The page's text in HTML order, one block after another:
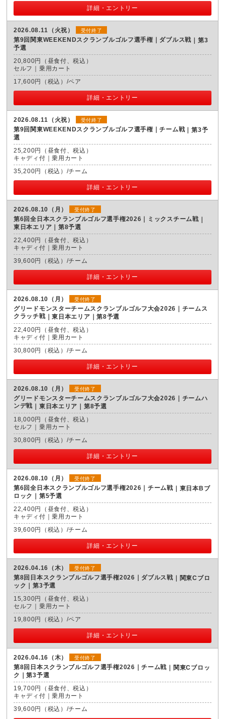
詳細・エントリー
2026.08.11（火祝） 受付終了
第9回関東WEEKENDスクランブルゴルフ選手権｜ダブルス戦
第3
予選
20,800円（昼食付、税込）
セルフ｜乗用カート
17,600円（税込）/ペア
詳細・エントリー
2026.08.11（火祝） 受付終了
第9回関東WEEKENDスクランブルゴルフ選手権｜チーム戦
第3予
選
25,200円（昼食付、税込）
キャディ付｜乗用カート
35,200円（税込）/チーム
詳細・エントリー
2026.08.10（月） 受付終了
第6回全日本スクランブルゴルフ選手権2026｜ミックスチーム戦
東日本エリア｜第8予選
22,400円（昼食付、税込）
キャディ付｜乗用カート
39,600円（税込）/チーム
詳細・エントリー
2026.08.10（月） 受付終了
グリードモンスターチームスクランブルゴルフ大会2026｜チームス
クラッチ戦
東日本エリア｜第8予選
22,400円（昼食付、税込）
キャディ付｜乗用カート
30,800円（税込）/チーム
詳細・エントリー
2026.08.10（月） 受付終了
グリードモンスターチームスクランブルゴルフ大会2026｜チームハ
ンデ戦
東日本エリア｜第8予選
18,000円（昼食付、税込）
セルフ｜乗用カート
30,800円（税込）/チーム
詳細・エントリー
2026.08.10（月） 受付終了
第6回全日本スクランブルゴルフ選手権2026｜チーム戦
東日本Bブ
ロック｜第5予選
22,400円（昼食付、税込）
キャディ付｜乗用カート
39,600円（税込）/チーム
詳細・エントリー
2026.04.16（木） 受付終了
第8回日本スクランブルゴルフ選手権2026｜ダブルス戦
関東Cブロ
ック｜第3予選
15,300円（昼食付、税込）
セルフ｜乗用カート
19,800円（税込）/ペア
詳細・エントリー
2026.04.16（木） 受付終了
第8回日本スクランブルゴルフ選手権2026｜チーム戦
関東Cブロッ
ク｜第3予選
19,700円（昼食付、税込）
キャディ付｜乗用カート
39,600円（税込）/チーム